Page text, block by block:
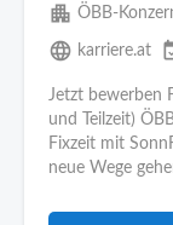
apartment ÖBB-
language karriere.at
Jetzt bewerben
und Teilzeit)
Fixzeit mit
neue Wege